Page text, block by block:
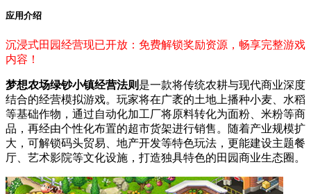
应用介绍
沉浸式田园经营现已开放：免费解锁奖励资源，畅享完整游戏
内容！
梦想农场绿钞小镇经营法则 是一款将传统农耕与现代商业深度
结合的经营模拟游戏。玩家将在广袤的土地上播种小麦、水稻
等基础作物，通过自动化加工厂将原料转化为面粉、米粉等商
品，再经由个性化布置的超市货架进行销售。随着产业规模扩
大，可解锁码头贸易、地产开发等特色玩法，更能建设主题餐
厅、艺术影院等文化设施，打造独具特色的田园商业生态圈。